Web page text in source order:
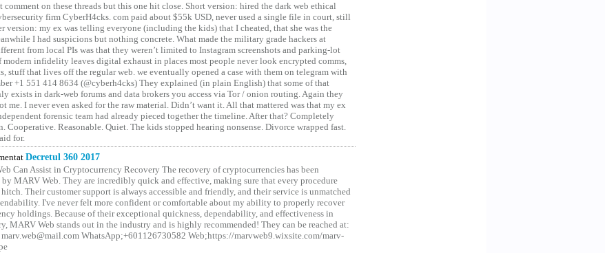
comment on these threads but this one hit close. Short version: hired the dark web ethical
firm CyberH4cks. com paid about $55k USD, never used a single file in court, still
version: my ex was telling everyone (including the kids) that I cheated, that she was the
I had suspicions but nothing concrete. What made the military grade hackers at
from local PIs was that they weren’t limited to Instagram screenshots and parking-lot
modern infidelity leaves digital exhaust in places most people never look encrypted comms,
stuff that lives off the regular web. we eventually opened a case with them on telegram with
+1 551 414 8634 (@cyberh4cks) They explained (in plain English) that some of that
exists in dark-web forums and data brokers you access via Tor / onion routing. Again they
me. I never even asked for the raw material. Didn’t want it. All that mattered was that my ex
forensic team had already pieced together the timeline. After that? Completely
Cooperative. Reasonable. Quiet. The kids stopped hearing nonsense. Divorce wrapped fast.
for.
Decretul 360 2017
Can Assist in Cryptocurrency Recovery The recovery of cryptocurrencies has been
MARV Web. They are incredibly quick and effective, making sure that every procedure
Their customer support is always accessible and friendly, and their service is unmatched
I've never felt more confident or comfortable about my ability to properly recover
holdings. Because of their exceptional quickness, dependability, and effectiveness in
MARV Web stands out in the industry and is highly recommended! They can be reached at:
marv.web@mail.com WhatsApp;+601126730582 Web;https://marvweb9.wixsite.com/marv-